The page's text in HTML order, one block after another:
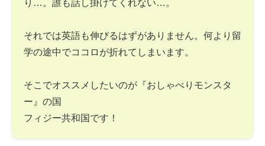
り…。誰も話し掛けてくれない…。
それでは英語も伸びるはずがありません。何より留
学の途中でココロが折れてしまいます。
そこでオススメしたいのが『おしゃべりモンスタ
ー』の国
フィジー共和国です！